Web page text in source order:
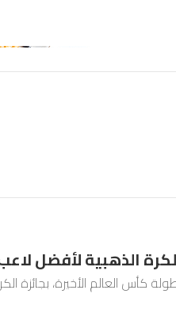
الذهبية لأفضل لاعب
كأس العالم الأخيرة،